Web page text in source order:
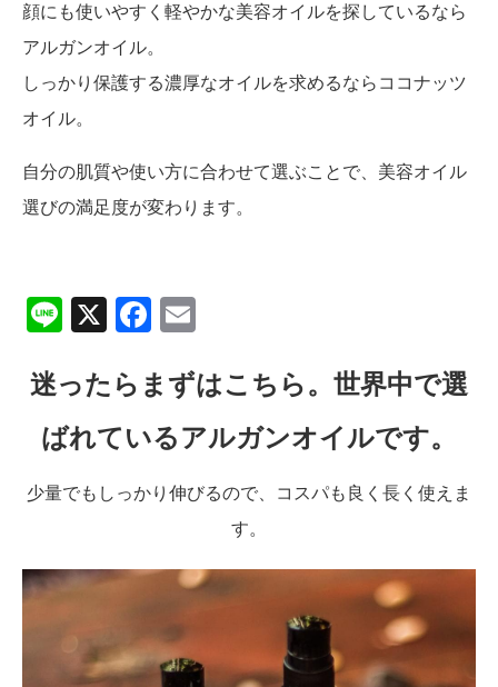
顔にも使いやすく軽やかな美容オイルを探しているなら
アルガンオイル。
しっかり保護する濃厚なオイルを求めるならココナッツ
オイル。
自分の肌質や使い方に合わせて選ぶことで、美容オイル
選びの満足度が変わります。
LineX Facebook
迷ったらまずはこちら。世界中で選
ばれているアルガンオイルです。
少量でもしっかり伸びるので、コスパも良く長く使えま
す。